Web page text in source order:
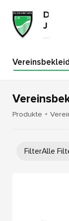
D
J
K
V
P
i
s
c
e
in
h
o
p
Produkte
FilterAlle